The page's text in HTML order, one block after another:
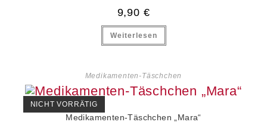
9,90 €
Weiterlesen
Medikamenten-Täschchen
NICHT VORRÄTIG
Medikamenten-Täschchen „Mara“